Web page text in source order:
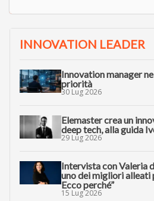
INNOVATION LEADER
Innovation manager
priorità
30 Lug 2026
Elemaster crea un
deep tech, alla guida
29 Lug 2026
Intervista con Valeria
uno dei migliori alleati
Ecco perché”
15 Lug 2026